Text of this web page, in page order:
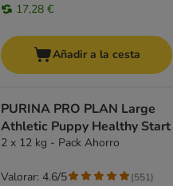
17,28 €
Añadir a la cesta
PURINA PRO PLAN Large
Athletic Puppy Healthy Start
2 x 12 kg - Pack Ahorro
Valorar: 4.6/5 (551)